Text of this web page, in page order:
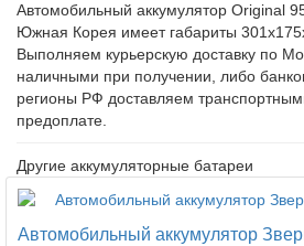
Автомобильный аккумулятор Original
Южная Корея имеет габариты
Выполняем курьерскую доставку по
наличными при получении, либо
регионы РФ доставляем
предоплате.
Другие аккумуляторные батареи
Автомобильный аккумулятор